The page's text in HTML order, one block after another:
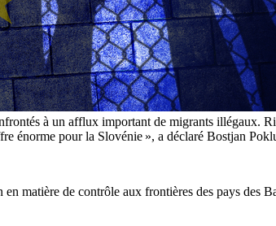
à un afflux important de migrants illégaux.
énorme pour la Slovénie », a déclaré Bostjan
matière de contrôle aux frontières des pays